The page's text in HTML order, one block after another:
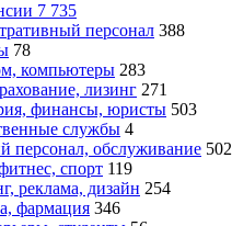
7 735
персонал 388
78
компьютеры 283
лизинг 271
финансы, юристы 503
службы 4
персонал, обслуживание 502
спорт 119
реклама, дизайн 254
фармация 346